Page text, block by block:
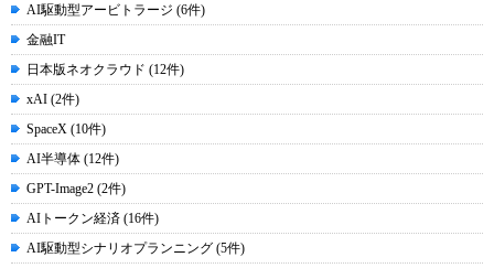
AI駆動型アービトラージ (6件)
金融IT
日本版ネオクラウド (12件)
xAI (2件)
SpaceX (10件)
AI半導体 (12件)
GPT-Image2 (2件)
AIトークン経済 (16件)
AI駆動型シナリオプランニング (5件)